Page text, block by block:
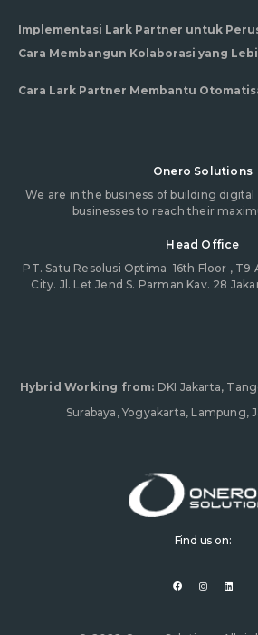
Implementasi Lark Partner untuk
Cara Membangun Kolaborasi yang
Cara Lark Partner Membantu
Onero Solutions
We are in the business of building
businesses to reach their
Head Office
PT. Satu Resolusi Optima 16th Floor ,
City. Jl. Let Jend S. Parman Kav. 28
Hybrid Working from: DKI Jakarta,
Surabaya, Yogyakarta, Lampung,
Find us on:
a
c
o
n
s
i
n